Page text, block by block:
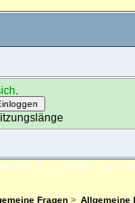
SPENDEN
Fragen> Allgemeine